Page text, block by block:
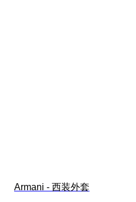
Armani - 西装外套